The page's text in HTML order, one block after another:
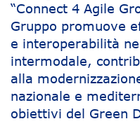
“Connect 4 Agile
Gruppo promuove
e interoperabilità
intermodale,
alla
nazionale e
obiettivi del Green